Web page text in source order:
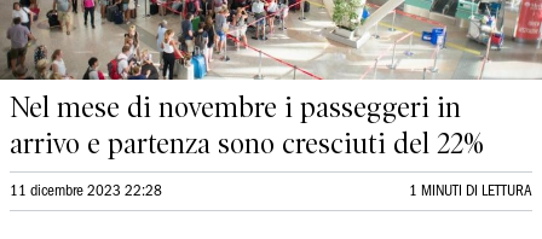
Nel mese di novembre i passeggeri in
arrivo e partenza sono cresciuti del 22%
11 dicembre 2023 22:28 1 MINUTI DI LETTURA